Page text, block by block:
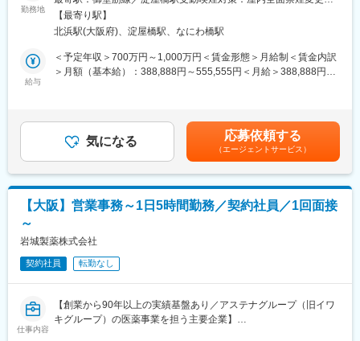
いて直接相談できます。
「言われたことをこなす」のではなく、自身の意思でキャリアを
◇成長を続ける企業
当社グループ売上高は約470億円、従業員数は約1,450名規模へ成
成長・キャリアアップを目指せる環境があります。
変更の範囲：会社の定める業務
■コアミッション
・人員計画・人件費マネジメントの高度化を通じ、「事業成長」
と「収益性」の最適化を両立する
■担当領域
（1）人員計画
・採用・配置方針の設計（シナリオベース）
（2）人件費マネジメント
・北米拠点との各種人事課題に関する連携・調整
＜応募要件欄の続き＞
・人員管理（Headcount管理）および人件費管理の実務経験
・上場企業における人事企画または経営企画の経験
勤務地
範囲：会社の定める事業所（リモートワーク含む）
【最寄り駅】
北浜駅(大阪府)、淀屋橋駅、なにわ橋駅
給与
＜予定年収＞700万円～1,000万円＜賃金形態＞月給制＜賃金内訳
＞月額（基本給）：388,888円～555,555円＜月給＞388,888円～
金額であり、選考を通じて上下する可能性があります。月給(月額)
は固定手当を含めた表記です。
気になる 応募依頼する
（エージェントサービス）
【大阪】営業事務～1日5時間勤務／契約社員／1回面接
～
岩城製薬株式会社
契約社員 転勤なし
仕事内容
【創業から90年以上の実績基盤あり／アステナグループ（旧イワ
キグループ）の医薬事業を担う主要企業】